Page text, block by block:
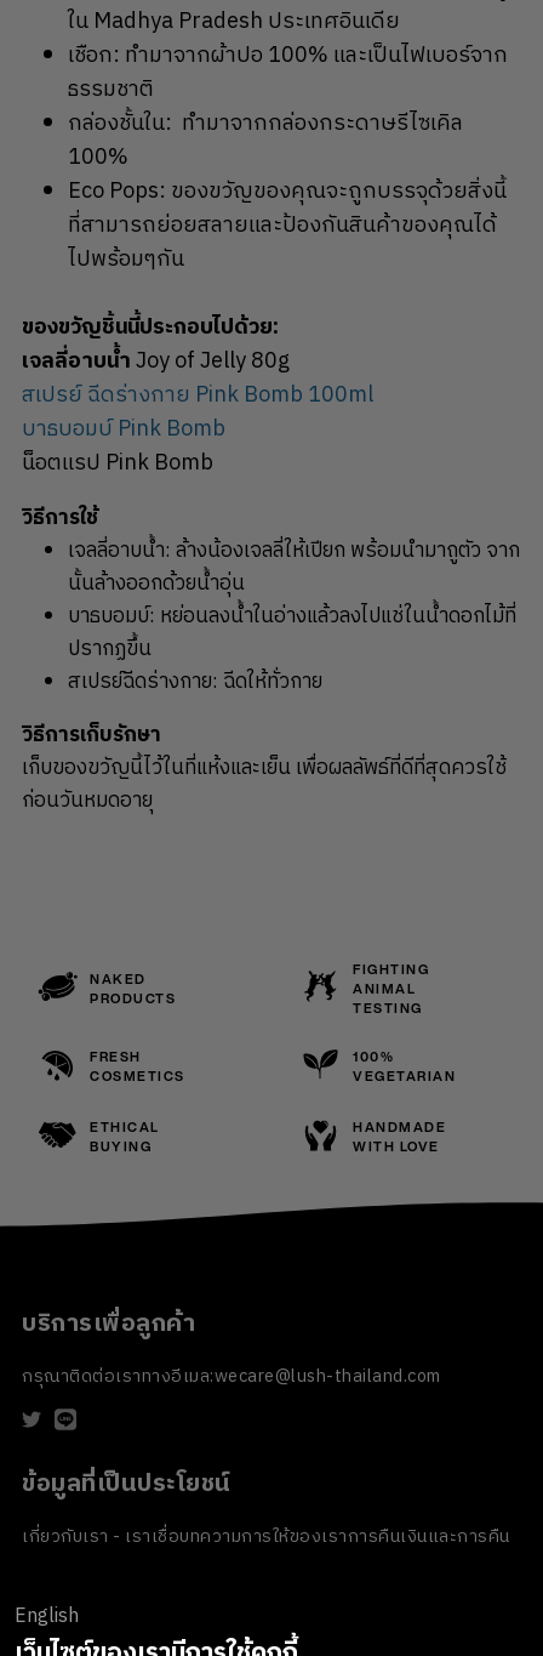
ใน Madhya Pradesh ประเทศอินเดีย
เชือก: ทำมาจากผ้าปอ 100% และเป็นไฟเบอร์จาก
ธรรมชาติ
กล่องชั้นใน: ทำมาจากกล่องกระดาษรีไซเคิล
100%
Eco Pops: ของขวัญของคุณจะถูกบรรจุด้วยสิ่งนี้
ที่สามารถย่อยสลายและป้องกันสินค้าของคุณได้
ไปพร้อมๆกัน
ของขวัญชิ้นนี้ประกอบไปด้วย:
เจลลี่อาบน้ำJoy of Jelly 80g
สเปรย์ ฉีดร่างกาย Pink Bomb 100ml
บาธบอมบ์ Pink Bomb
น็อตแรป Pink Bomb
วิธีการใช้
เจลลี่อาบน้ำ: ล้างน้องเจลลี่ให้เปียก พร้อมนำมาถูตัว จาก
นั้นล้างออกด้วยน้ำอุ่น
บาธบอมบ์: หย่อนลงน้ำในอ่างแล้วลงไปแช่ในน้ำดอกไม้ที่
ปรากฏขึ้น
สเปรย์ฉีดร่างกาย: ฉีดให้ทั่วกาย
วิธีการเก็บรักษา
เก็บของขวัญนี้ไว้ในที่แห้งและเย็น เพื่อผลลัพธ์ที่ดีที่สุดควรใช้
ก่อนวันหมดอายุ
NAKED
PRODUCTS
FIGHTING
ANIMAL
TESTING
FRESH
COSMETICS
100%
VEGETARIAN
ETHICAL
BUYING
HANDMADE
WITH LOVE
บริการเพื่อลูกค้า
กรุณาติดต่อเราทางอีเมล:wecare@lush-thailand.com
ข้อมูลที่เป็นประโยชน์
เกี่ยวกับเรา - เราเชื่อบทความการให้ของเราการคืนเงินและการคืน
ช่องทางการชำระเงิน
English